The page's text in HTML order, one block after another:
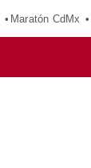
Maratón CdMx